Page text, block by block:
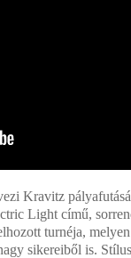
Kravitz
Light című,
turnéja,
sikereiből is.